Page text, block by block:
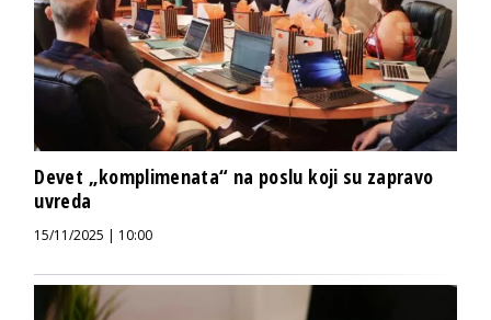
Devet „komplimenata“ na poslu koji su zapravo
uvreda
15/11/2025 | 10:00